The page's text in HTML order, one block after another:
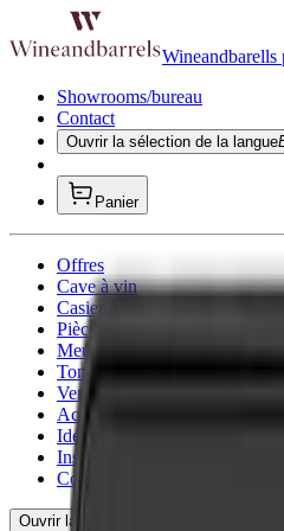
Wineandbarells
Showrooms/bureau
Contact
Ouvrir la sélection de la langue
Panier
Offres
Cave à vin
Casier á vin
Pièce à Vin
Meubles à vin
Tonneau
Verres à vin
Accessoires pour le vin
Idées cadeaux
Inspiration
Conseil
Ouvrir la navigation